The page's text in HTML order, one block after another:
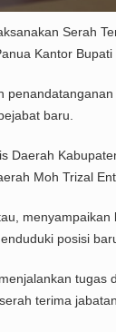
Serah
Kantor Bupati
baru.
Moh Trizal
posisi
tugas
terima